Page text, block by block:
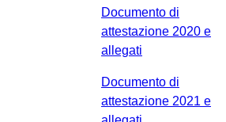
Documento di
attestazione 2020 e
allegati
Documento di
attestazione 2021 e